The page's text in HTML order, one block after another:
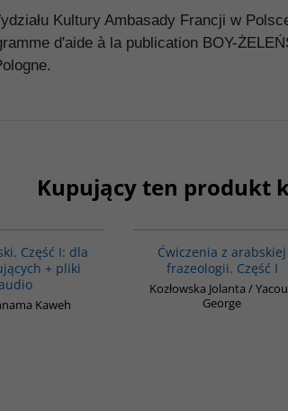
Kultury Ambasady Francji w
d'aide à la publication BOY-
Kupujący ten produkt
Część I: dla
+ pliki
Kaweh
Ćwiczenia z arabskiej
frazeologii. Część I
Kozłowska Jolanta /
George